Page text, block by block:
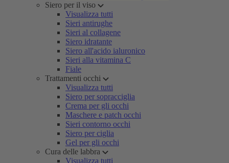
Siero per il viso
Visualizza tutti
Sieri antirughe
Sieri al collagene
Siero idratante
Siero all'acido ialuronico
Sieri alla vitamina C
Fiale
Trattamenti occhi
Visualizza tutti
Siero per sopracciglia
Crema per gli occhi
Maschere e patch occhi
Sieri contorno occhi
Siero per ciglia
Gel per gli occhi
Cura delle labbra
Visualizza tutti